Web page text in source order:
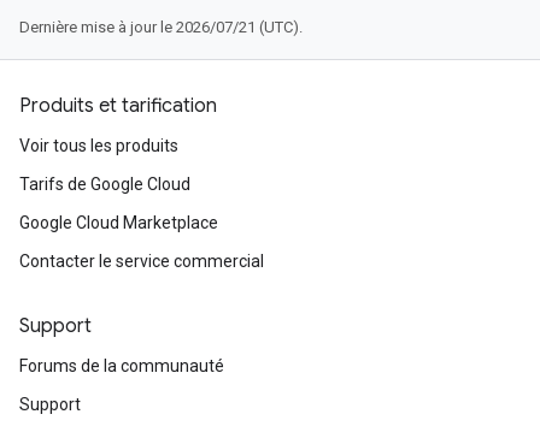
Dernière mise à jour le 2026/07/21 (UTC).
Produits et tarification
Voir tous les produits
Tarifs de Google Cloud
Google Cloud Marketplace
Contacter le service commercial
Support
Forums de la communauté
Support